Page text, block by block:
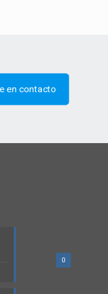
en contacto
0